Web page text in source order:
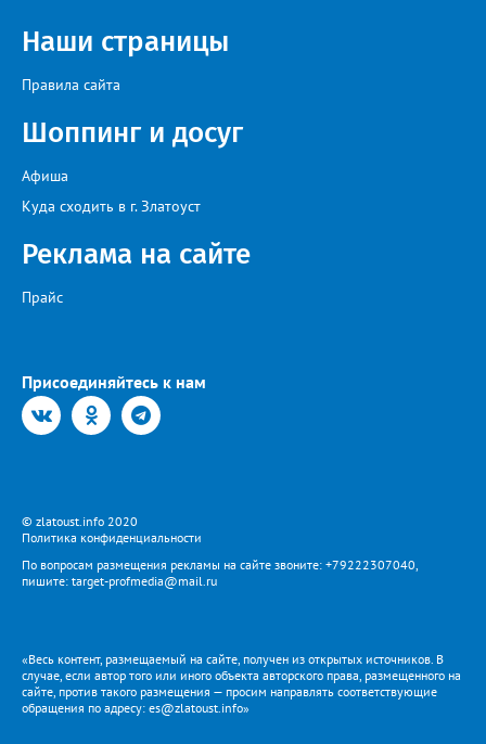
Наши страницы
Правила сайта
Шоппинг и досуг
Афиша
Куда сходить в г. Златоуст
Реклама на сайте
Прайс
Присоединяйтесь к нам
© zlatoust.info 2020
Политика конфиденциальности
По вопросам размещения рекламы на сайте звоните: +79222307040,
пишите: target-profmedia@mail.ru
«Весь контент, размещаемый на сайте, получен из открытых источников. В
случае, если автор того или иного объекта авторского права, размещенного на
сайте, против такого размещения — просим направлять соответствующие
обращения по адресу: es@zlatoust.info»